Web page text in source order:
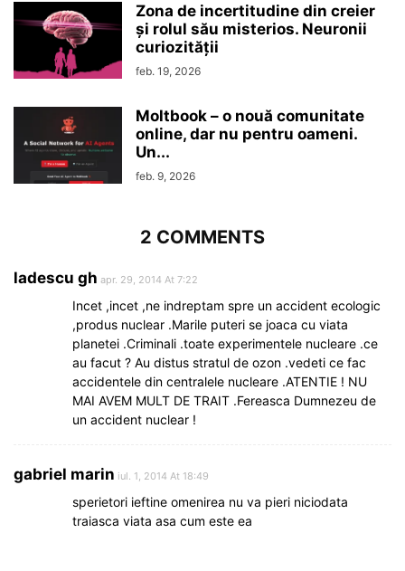
Zona de incertitudine din creier
şi rolul său misterios. Neuronii
curiozităţii
feb. 19, 2026
Moltbook – o nouă comunitate
online, dar nu pentru oameni.
Un...
feb. 9, 2026
2 COMMENTS
ladescu gh apr. 29, 2014 At 7:22
Incet ,incet ,ne indreptam spre un accident ecologic
,produs nuclear .Marile puteri se joaca cu viata
planetei .Criminali .toate experimentele nucleare .ce
au facut ? Au distus stratul de ozon .vedeti ce fac
accidentele din centralele nucleare .ATENTIE ! NU
MAI AVEM MULT DE TRAIT .Fereasca Dumnezeu de
un accident nuclear !
gabriel marin iul. 1, 2014 At 18:49
sperietori ieftine omenirea nu va pieri niciodata
traiasca viata asa cum este ea